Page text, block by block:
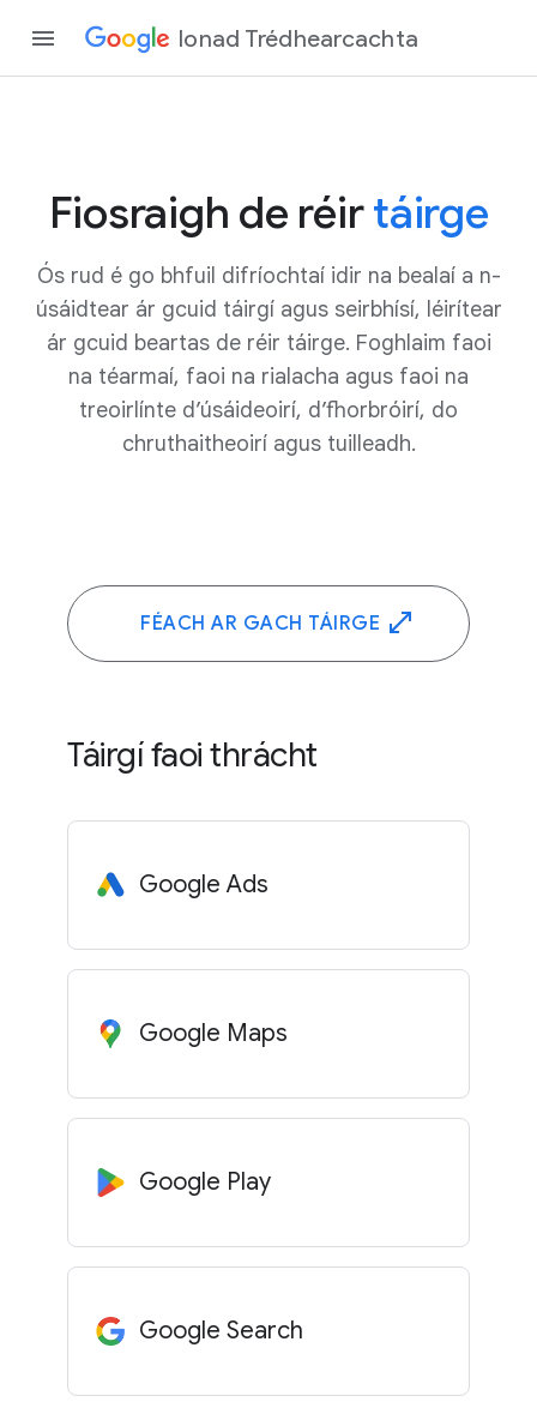
Ionad Trédhearcachta
Fiosraigh de réirtáirge
Ós rud é go bhfuil difríochtaí idir na bealaí a n-
úsáidtear ár gcuid táirgí agus seirbhísí, léirítear
ár gcuid beartas de réir táirge. Foghlaim faoi
na téarmaí, faoi na rialacha agus faoi na
treoirlínte d’úsáideoirí, d’fhorbróirí, do
chruthaitheoirí agus tuilleadh.
FÉACH AR GACH TÁIRGE
Táirgí faoi thrácht
Google Ads
Google Maps
Google Play
Google Search